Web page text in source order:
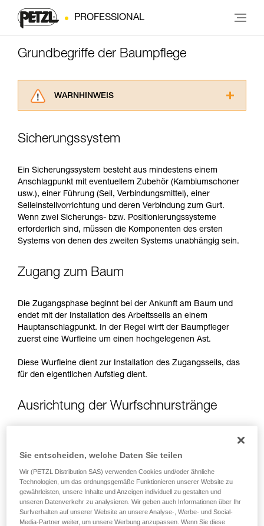
PROFESSIONAL
Grundbegriffe der Baumpflege
WARNHINWEIS
aufmerksam durch, bevor Sie diesen zu Rate
verstehen zu können, müssen Sie zuerst die in
der Gebrauchsanweisung enthaltenen
Informationen richtig verstanden haben.
Die Beherrschung dieser Techniken setzt eine
entsprechende Ausbildung und ein spezielles
Training voraus. Prüfen Sie zusammen mit
einem Profi, ob Sie in der Lage sind, den
Vorgang alleine sicher zu wiederholen, bevor
Wir geben Beispiele für die mit Ihrer Aktivität
beschrieben werden.
Sicherungssystem
Ein Sicherungssystem besteht aus mindestens einem
Anschlagpunkt mit eventuellem Zubehör (Kambiumschoner
usw.), einer Führung (Seil, Verbindungsmittel), einer
Seileinstellvorrichtung und deren Verbindung zum Gurt.
Wenn zwei Sicherungs- bzw. Positionierungssysteme
erforderlich sind, müssen die Komponenten des ersten
Systems von denen des zweiten Systems unabhängig sein.
Zugang zum Baum
Die Zugangsphase beginnt bei der Ankunft am Baum und
endet mit der Installation des Arbeitsseils an einem
Hauptanschlagpunkt. In der Regel wirft der Baumpfleger
zuerst eine Wurfleine um einen hochgelegenen Ast.
Diese Wurfleine dient zur Installation des Zugangsseils, das
für den eigentlichen Aufstieg dient.
Ausrichtung der Wurfschnurstränge
Baumpfleger vergewissert sich, dass beide Stränge
nebeneinander laufen und nicht durch einen oder mehrere
Zweige getrennt sind.
Arbeitsphase
Sie entscheiden, welche Daten Sie teilen
Wir (PETZL Distribution SAS) verwenden Cookies und/oder ähnliche
Technologien, um das ordnungsgemäße Funktionieren unserer Website zu
gewährleisten, unsere Inhalte und Anzeigen individuell zu gestalten und
unseren Datenverkehr zu analysieren. Wir geben auch Informationen über Ihr
Surfverhalten auf unserer Website an unsere Analyse-, Werbe- und Social-
Media-Partner weiter, um unsere Werbung anzupassen. Wenn Sie diese